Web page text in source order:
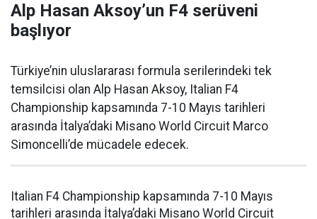
Alp Hasan Aksoy’un F4 serüveni
başlıyor
Türkiye’nin uluslararası formula serilerindeki tek
temsilcisi olan Alp Hasan Aksoy, Italian F4
Championship kapsamında 7-10 Mayıs tarihleri
arasında İtalya’daki Misano World Circuit Marco
Simoncelli’de mücadele edecek.
Italian F4 Championship kapsamında 7-10 Mayıs
tarihleri arasında İtalya’daki Misano World Circuit